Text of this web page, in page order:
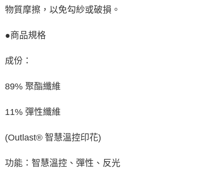
物質摩擦，以免勾紗或破損。
●商品規格
成份：
89% 聚酯纖維
11% 彈性纖維
(Outlast® 智慧溫控印花)
功能：智慧溫控、彈性、反光